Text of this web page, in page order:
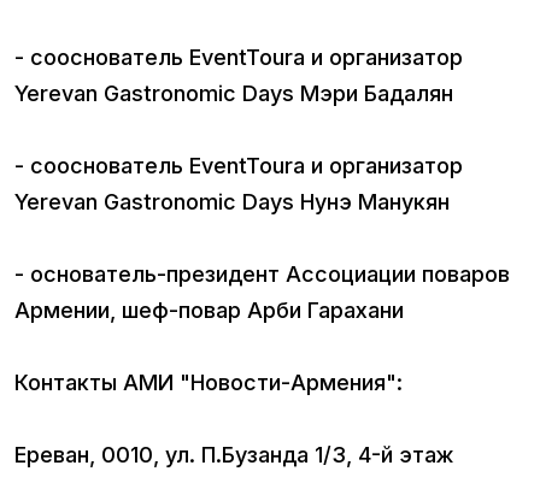
- сооснователь EventToura и организатор
Yerevan Gastronomic Days Мэри Бадалян
- сооснователь EventToura и организатор
Yerevan Gastronomic Days Нунэ Манукян
- основатель-президент Ассоциации поваров
Армении, шеф-повар Арби Гарахани
Контакты АМИ "Новости-Армения":
Ереван, 0010, ул. П.Бузанда 1/3, 4-й этаж